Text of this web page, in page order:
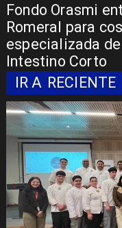
Fondo Orasmi
Romeral para
especializada
Intestino Corto
IR A RECIENTE